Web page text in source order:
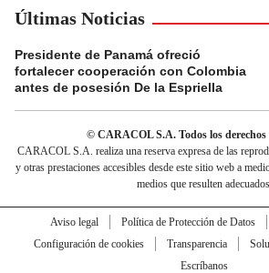
Últimas Noticias
Presidente de Panamá ofreció
fortalecer cooperación con Colombia
antes de posesión De la Espriella
© CARACOL S.A. Todos los derechos
CARACOL S.A. realiza una reserva expresa de las
y otras prestaciones accesibles desde este sitio web a
medios que resulten adecuados.
Aviso legal Política de Protección de Datos
Configuración de cookies
Transparencia
Escríbanos